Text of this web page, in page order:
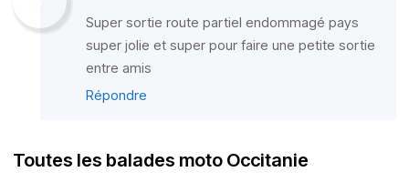
Super sortie route partiel endommagé pays
super jolie et super pour faire une petite sortie
entre amis
Répondre
Toutes les balades moto Occitanie